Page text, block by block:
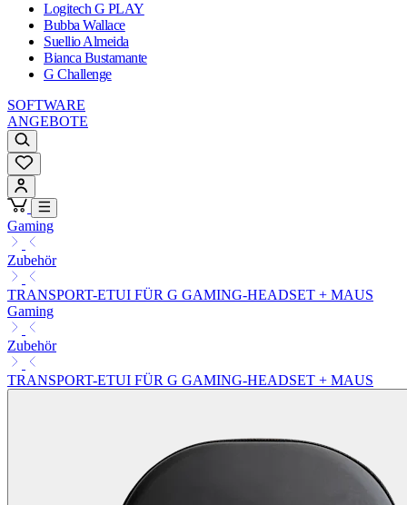
Logitech G PLAY
Bubba Wallace
Suellio Almeida
Bianca Bustamante
G Challenge
SOFTWARE
ANGEBOTE
Gaming
Zubehör
TRANSPORT-ETUI FÜR G GAMING-HEADSET + MAUS
Gaming
Zubehör
TRANSPORT-ETUI FÜR G GAMING-HEADSET + MAUS